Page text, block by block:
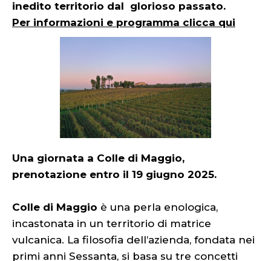
inedito territorio dal glorioso passato.
Per informazioni e programma clicca qui
Una giornata a Colle di Maggio,
prenotazione entro il 19 giugno 2025.
Colle di Maggio è una perla enologica,
incastonata in un territorio di matrice
vulcanica. La filosofia dell’azienda, fondata nei
primi anni Sessanta, si basa su tre concetti